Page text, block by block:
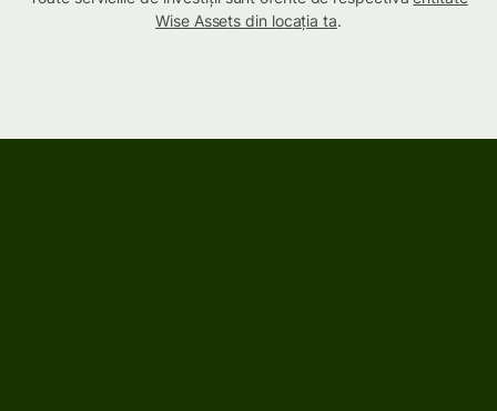
Wise Assets din locația ta.